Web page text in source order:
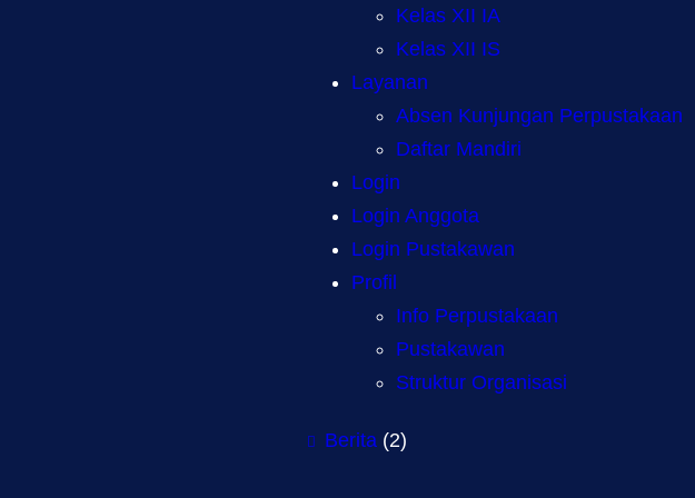
Kelas XII IA
Kelas XII IS
Layanan
Absen Kunjungan Perpustakaan
Daftar Mandiri
Login
Login Anggota
Login Pustakawan
Profil
Info Perpustakaan
Pustakawan
Struktur Organisasi
Berita (2)